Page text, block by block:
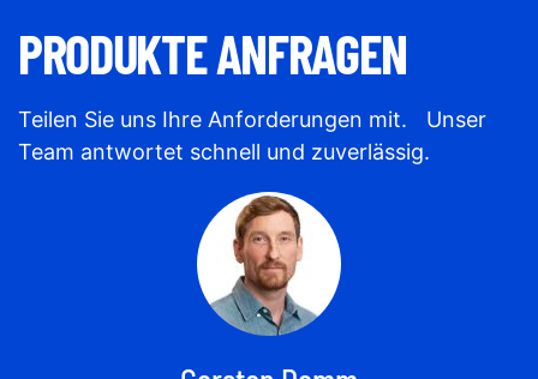
PRODUKTE ANFRAGEN
Teilen Sie uns Ihre Anforderungen mit. Unser
Team antwortet schnell und zuverlässig.